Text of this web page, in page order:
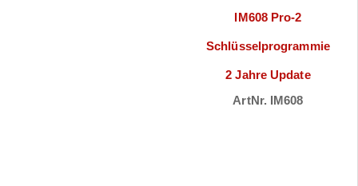
IM608 Pro-2
2 Jahre Update
ArtNr. IM608